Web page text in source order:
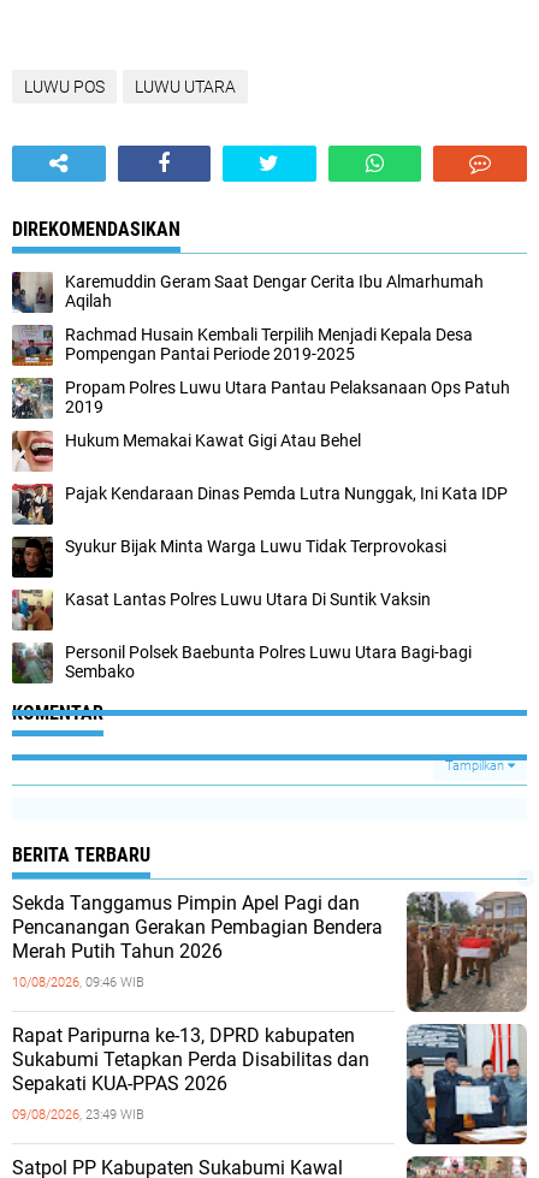
LUWU POS LUWU UTARA
DIREKOMENDASIKAN
Karemuddin Geram Saat Dengar Cerita Ibu Almarhumah
Aqilah
Rachmad Husain Kembali Terpilih Menjadi Kepala Desa
Pompengan Pantai Periode 2019-2025
Propam Polres Luwu Utara Pantau Pelaksanaan Ops Patuh
2019
Hukum Memakai Kawat Gigi Atau Behel
Pajak Kendaraan Dinas Pemda Lutra Nunggak, Ini Kata IDP
Syukur Bijak Minta Warga Luwu Tidak Terprovokasi
Kasat Lantas Polres Luwu Utara Di Suntik Vaksin
Personil Polsek Baebunta Polres Luwu Utara Bagi-bagi
Sembako
KOMENTAR
Tampilkan
BERITA TERBARU
Sekda Tanggamus Pimpin Apel Pagi dan
Pencanangan Gerakan Pembagian Bendera
Merah Putih Tahun 2026
10/08/2026, 09:46 WIB
Rapat Paripurna ke-13, DPRD kabupaten
Sukabumi Tetapkan Perda Disabilitas dan
Sepakati KUA-PPAS 2026
09/08/2026, 23:49 WIB
Satpol PP Kabupaten Sukabumi Kawal